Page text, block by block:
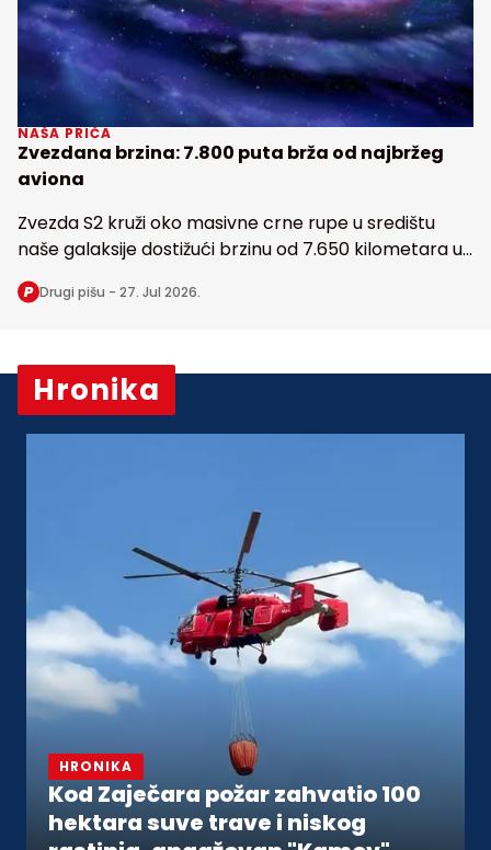
NAŠA PRIČA
Zvezdana brzina: 7.800 puta brža od najbržeg
aviona
Zvezda S2 kruži oko masivne crne rupe u središtu
naše galaksije dostižući brzinu od 7.650 kilometara u
sekundi
Drugi pišu - 27. Jul 2026.
Hronika
Vidi sve
HRONIKA
Kod Zaječara požar zahvatio 100
hektara suve trave i niskog